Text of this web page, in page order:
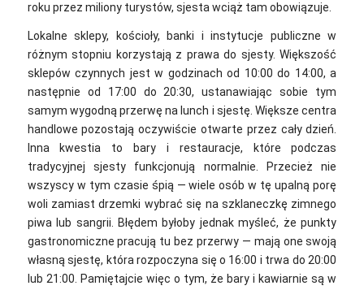
roku przez miliony turystów, sjesta wciąż tam obowiązuje.
Lokalne sklepy, kościoły, banki i instytucje publiczne w
różnym stopniu korzystają z prawa do sjesty. Większość
sklepów czynnych jest w godzinach od 10:00 do 14:00, a
następnie od 17:00 do 20:30, ustanawiając sobie tym
samym wygodną przerwę na lunch i sjestę. Większe centra
handlowe pozostają oczywiście otwarte przez cały dzień.
Inna kwestia to bary i restauracje, które podczas
tradycyjnej sjesty funkcjonują normalnie. Przecież nie
wszyscy w tym czasie śpią — wiele osób w tę upalną porę
woli zamiast drzemki wybrać się na szklaneczkę zimnego
piwa lub sangrii. Błędem byłoby jednak myśleć, że punkty
gastronomiczne pracują tu bez przerwy — mają one swoją
własną sjestę, która rozpoczyna się o 16:00 i trwa do 20:00
lub 21:00. Pamiętajcie więc o tym, że bary i kawiarnie są w